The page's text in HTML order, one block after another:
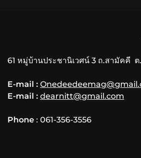
61 หมู่บ้านประชานิเวศน์ 3 ถ.สามัคคี
E-mail :
E-mail : dearnitt@gmail.com
Phone : 061-356-3556